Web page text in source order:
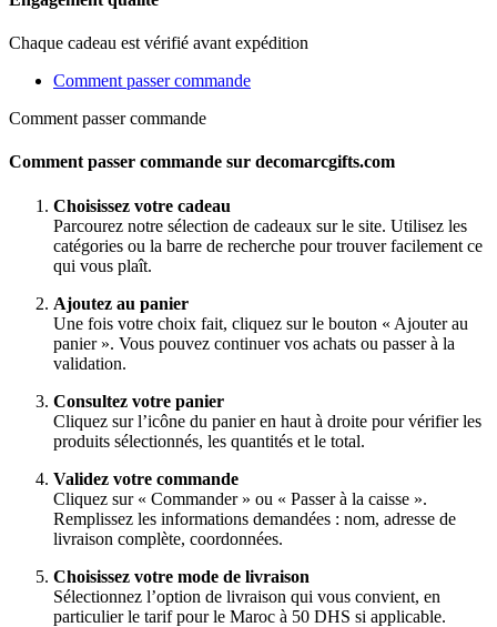
Chaque cadeau est vérifié avant expédition
Comment passer commande
Comment passer commande
Comment passer commande sur decomarcgifts.com
Choisissez votre cadeau
Parcourez notre sélection de cadeaux sur le site. Utilisez les
catégories ou la barre de recherche pour trouver facilement ce
qui vous plaît.
Ajoutez au panier
Une fois votre choix fait, cliquez sur le bouton « Ajouter au
panier ». Vous pouvez continuer vos achats ou passer à la
validation.
Consultez votre panier
Cliquez sur l’icône du panier en haut à droite pour vérifier les
produits sélectionnés, les quantités et le total.
Validez votre commande
Cliquez sur « Commander » ou « Passer à la caisse ».
Remplissez les informations demandées : nom, adresse de
livraison complète, coordonnées.
Choisissez votre mode de livraison
Sélectionnez l’option de livraison qui vous convient, en
particulier le tarif pour le Maroc à 50 DHS si applicable.